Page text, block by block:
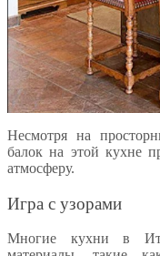
Несмотря на
балок на этой кухне
атмосферу.
Игра с узорами
Многие кухни в